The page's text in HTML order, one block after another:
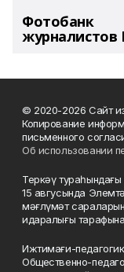
Фотобанк
журналистов
© 2020-2026 Сайт
Копирование
письменного
Об использовании
Теркәү тураһындағы
15 авгусында
мәғлүмәт
идаралығы
Ижтимағи-
Общественно-